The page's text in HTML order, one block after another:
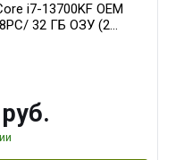
i7-13700KF OEM
32 ГБ ОЗУ (2
OC 12GB GDDR7